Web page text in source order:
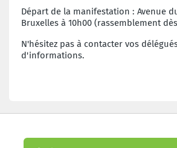
Départ de la manifestation : Avenue
Bruxelles à 10h00 (rassemblement
N'hésitez pas à contacter vos
d'informations.